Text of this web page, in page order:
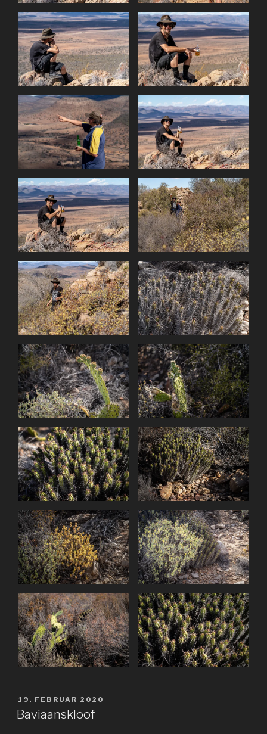
VERÖFFENTLICHT
AM
19. FEBRUAR 2020
Baviaanskloof